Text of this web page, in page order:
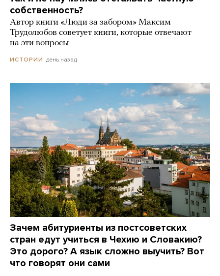
собственность?
Автор книги «Люди за забором» Максим
Трудолюбов советует книги, которые отвечают
на эти вопросы
ИСТОРИИ день назад
Зачем абитуриенты из постсоветских
стран едут учиться в Чехию и Словакию?
Это дорого? А язык сложно выучить? Вот
что говорят они сами